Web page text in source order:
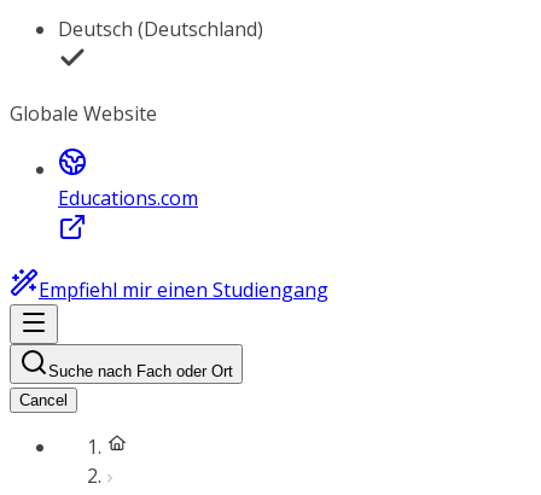
Deutsch (Deutschland)
Globale Website
Educations.com
Empfiehl mir einen Studiengang
Suche nach Fach oder Ort
Cancel